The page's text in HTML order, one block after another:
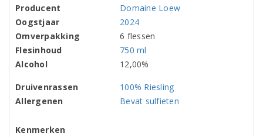
Producent
Domaine Loew
Oogstjaar
2024
Omverpakking
6 flessen
Flesinhoud
750 ml
Alcohol
12,00%
Druivenrassen
100% Riesling
Allergenen
Bevat sulfieten
Kenmerken